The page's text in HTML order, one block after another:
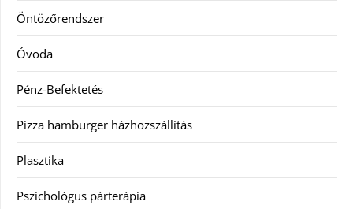
Öntözőrendszer
Óvoda
Pénz-Befektetés
Pizza hamburger házhozszállítás
Plasztika
Pszichológus párterápia